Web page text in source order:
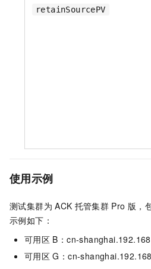
retainSourcePV
使用示例
测试集群为 ACK 托管集群 Pro 版 ，
示例如下：
可用区 B：cn-
可用区 G：cn-